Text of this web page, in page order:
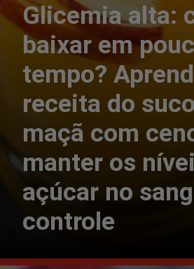
Glicemia alta:
baixar em
tempo?
receita do
maçã com
manter os
açúcar no
controle